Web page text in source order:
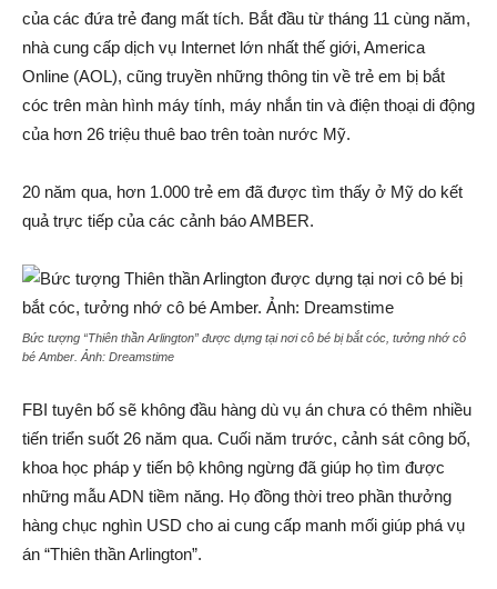
của các đứa trẻ đang mất tích. Bắt đầu từ tháng 11 cùng năm,
nhà cung cấp dịch vụ Internet lớn nhất thế giới, America
Online (AOL), cũng truyền những thông tin về trẻ em bị bắt
cóc trên màn hình máy tính, máy nhắn tin và điện thoại di động
của hơn 26 triệu thuê bao trên toàn nước Mỹ.
20 năm qua, hơn 1.000 trẻ em đã được tìm thấy ở Mỹ do kết
quả trực tiếp của các cảnh báo AMBER.
Bức tượng “Thiên thần Arlington” được dựng tại nơi cô bé bị bắt cóc, tưởng nhớ cô
bé Amber. Ảnh: Dreamstime
FBI tuyên bố sẽ không đầu hàng dù vụ án chưa có thêm nhiều
tiến triển suốt 26 năm qua. Cuối năm trước, cảnh sát công bố,
khoa học pháp y tiến bộ không ngừng đã giúp họ tìm được
những mẫu ADN tiềm năng. Họ đồng thời treo phần thưởng
hàng chục nghìn USD cho ai cung cấp manh mối giúp phá vụ
án “Thiên thần Arlington”.